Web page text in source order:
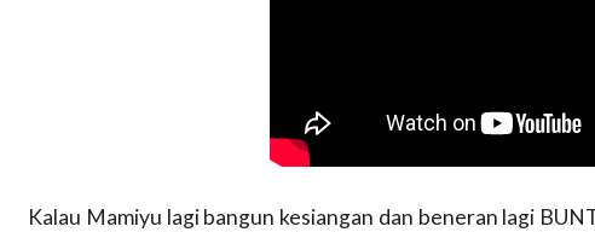
Kalau Mamiyu lagi bangun kesiangan dan beneran lagi